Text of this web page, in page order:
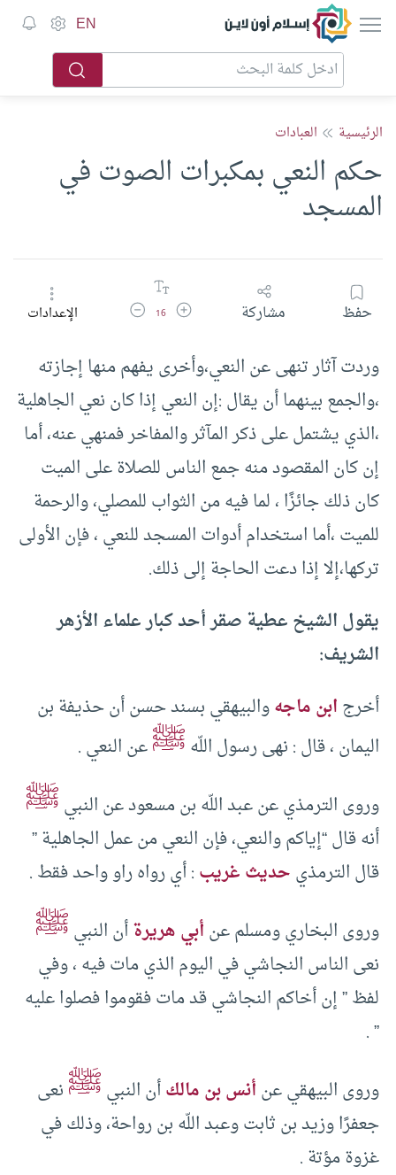
إسلام أون لاين EN
الرئيسية العبادات
حكم النعي بمكبرات الصوت في
المسجد
حفظ مشاركة زيادة حجم الخط
16 تقليل حجم الخطالإعدادات
وردت آثار تنهى عن النعي،وأخرى يفهم منها إجازته
،والجمع بينهما أن يقال :إن النعي إذا كان نعي الجاهلية
،الذي يشتمل على ذكر المآثر والمفاخر فمنهي عنه، أما
إن كان المقصود منه جمع الناس للصلاة على الميت
كان ذلك جائزًا ، لما فيه من الثواب للمصلي، والرحمة
للميت ،أما استخدام أدوات المسجد للنعي ، فإن الأولى
تركها،إلا إذا دعت الحاجة إلى ذلك.
يقول الشيخ عطية صقر أحد كبار علماء الأزهر
الشريف:
‏أخرجابن ماجهوالبيهقي بسند حسن أن حذيفة بن
اليمان ، قال :‏ نهى رسول اللّهﷺعن النعي .
‏وروى الترمذي عن عبد اللّه بن مسعود عن النبيﷺ
أنه قال “إياكم والنعي، فإن النعي من عمل الجاهلية ”
قال الترمذيحديث غريب:‏ أي رواه راو واحد فقط .‏
‏وروى البخاري ومسلم عنأبي هريرةأن النبيﷺ
نعى الناس النجاشي في اليوم الذي مات فيه ، وفي
لفظ ” إن أخاكم النجاشي قد مات فقوموا فصلوا عليه
” .‏
‏وروى البيهقي عنأنس بن مالكأن النبيﷺنعى
جعفرًا وزيد بن ثابت وعبد اللّه بن رواحة، وذلك في
غزوة مؤتة .‏